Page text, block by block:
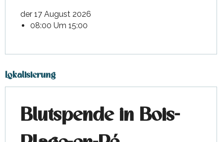
der 17 August 2026
08:00 Um 15:00
Lokalisierung
Blutspende in Bois-